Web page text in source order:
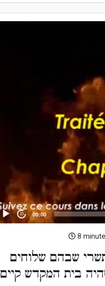
8
שבהם שלוחים
בית המקדש קיים